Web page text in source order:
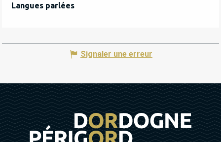
Langues parlées
Langues parlées
Signaler une erreur